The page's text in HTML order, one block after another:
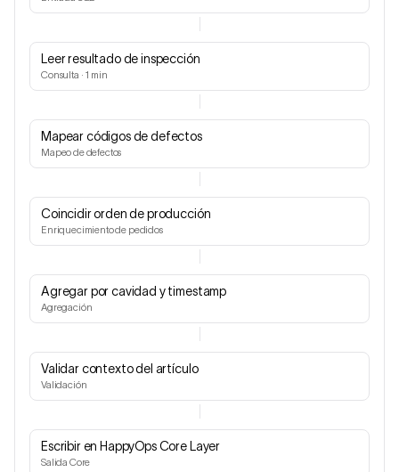
Leer resultado de inspección
Consulta · 1 min
Mapear códigos de defectos
Mapeo de defectos
Coincidir orden de producción
Enriquecimiento de pedidos
Agregar por cavidad y timestamp
Agregación
Validar contexto del artículo
Validación
Escribir en HappyOps Core Layer
Salida Core